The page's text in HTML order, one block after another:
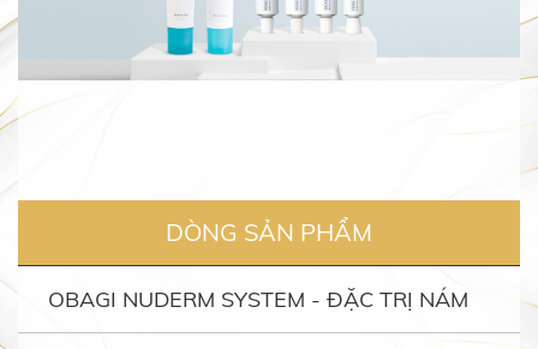
DÒNG SẢN PHẨM
OBAGI NUDERM SYSTEM - ĐẶC TRỊ NÁM